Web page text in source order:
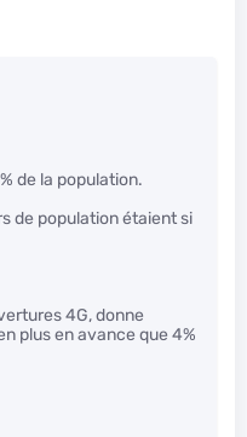
de la population.
de population étaient si
4G, donne
plus en avance que 4%